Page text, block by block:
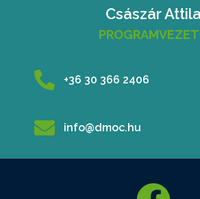
Császár Attila
+36 30 366 2406
info@dmoc.hu